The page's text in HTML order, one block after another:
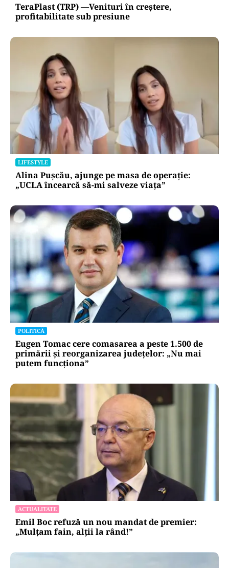
TeraPlast (TRP) —Venituri în creștere,
profitabilitate sub presiune
LIFESTYLE
Alina Pușcău, ajunge pe masa de operație:
„UCLA încearcă să-mi salveze viața”
POLITICĂ
Eugen Tomac cere comasarea a peste 1.500 de
primării și reorganizarea județelor: „Nu mai
putem funcționa”
ACTUALITATE
Emil Boc refuză un nou mandat de premier:
„Mulțam fain, alții la rând!”